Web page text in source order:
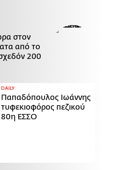
στον
από το
200
DAILY
Παπαδόπουλος Ιωάννης
τυφεκιοφόρος πεζικού
80η ΕΣΣΟ